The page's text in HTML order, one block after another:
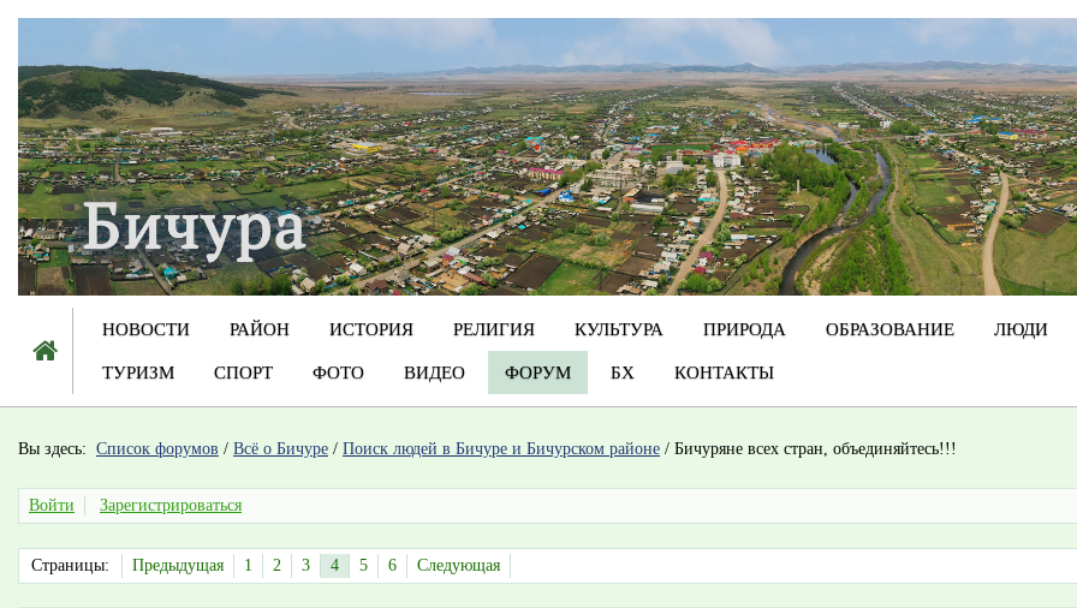
НОВОСТИ РАЙОН ИСТОРИЯ РЕЛИГИЯ КУЛЬТУРА ПРИРОДА ОБРАЗОВАНИЕ ЛЮДИ
ТУРИЗМ СПОРТ ФОТО ВИДЕО ФОРУМ БХ КОНТАКТЫ
Вы здесь: Список форумов / Всё о Бичуре / Поиск людей в Бичуре и Бичурском районе / Бичуряне всех стран, объединяйтесь!!!
Войти Зарегистрироваться
Страницы: Предыдущая 1 2 3 4 5 6 Следующая